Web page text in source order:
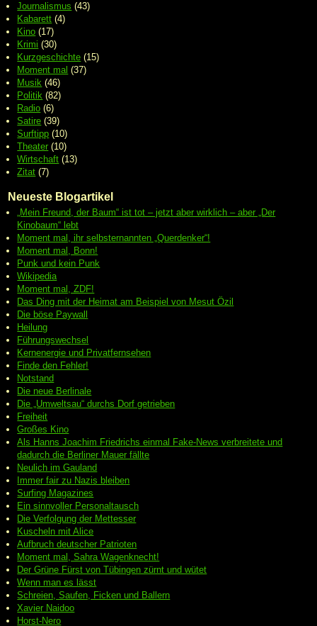
Journalismus (43)
Kabarett (4)
Kino (17)
Krimi (30)
Kurzgeschichte (15)
Moment mal (37)
Musik (46)
Politik (82)
Radio (6)
Satire (39)
Surftipp (10)
Theater (10)
Wirtschaft (13)
Zitat (7)
Neueste Blogartikel
„Mein Freund, der Baum“ ist tot – jetzt aber wirklich – aber „Der
Kinobaum“ lebt
Moment mal, ihr selbsternannten „Querdenker“!
Moment mal, Bonn!
Punk und kein Punk
Wikipedia
Moment mal, ZDF!
Das Ding mit der Heimat am Beispiel von Mesut Özil
Die böse Paywall
Heilung
Führungswechsel
Kernenergie und Privatfernsehen
Finde den Fehler!
Notstand
Die neue Berlinale
Die „Umweltsau“ durchs Dorf getrieben
Freiheit
Großes Kino
Als Hanns Joachim Friedrichs einmal Fake-News verbreitete und
dadurch die Berliner Mauer fällte
Neulich im Gauland
Immer fair zu Nazis bleiben
Surfing Magazines
Ein sinnvoller Personaltausch
Die Verfolgung der Mettesser
Kuscheln mit Alice
Aufbruch deutscher Patrioten
Moment mal, Sahra Wagenknecht!
Der Grüne Fürst von Tübingen zürnt und wütet
Wenn man es lässt
Schreien, Saufen, Ficken und Ballern
Xavier Naidoo
Horst-Nero